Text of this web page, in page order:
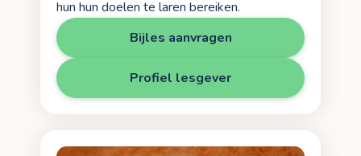
hun hun doelen te laren bereiken.
Bijles aanvragen
Profiel lesgever